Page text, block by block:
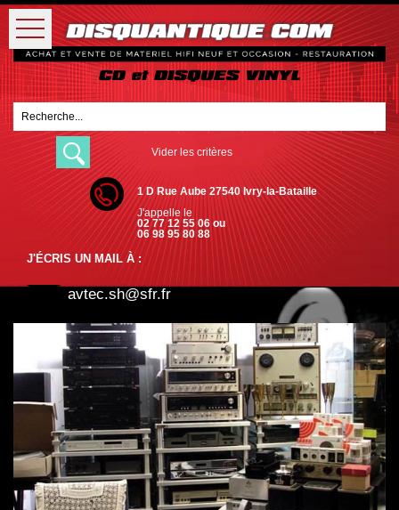
Vider les critères
1 D Rue Aube 27540 Ivry-la-Bataille
J'appelle le
02 77 12 55 06 ou
06 98 95 80 88
J'ÉCRIS UN MAIL À :
avtec.sh@sfr.fr